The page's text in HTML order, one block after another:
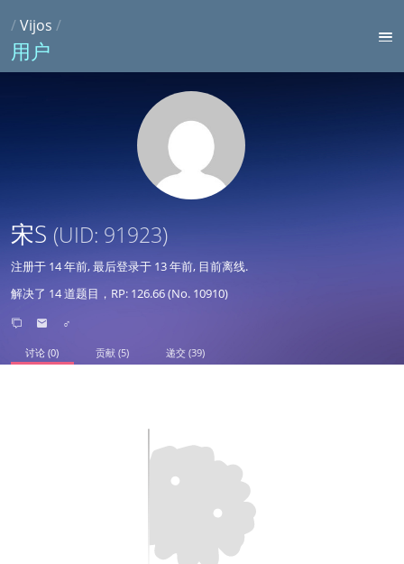
/Vijos /
用户
宋S (UID: 91923)
注册于 14 年前, 最后登录于 13 年前, 目前离线.
解决了 14 道题目，RP: 126.66 (No. 10910)
♂
讨论 (0) 贡献 (5) 递交 (39)